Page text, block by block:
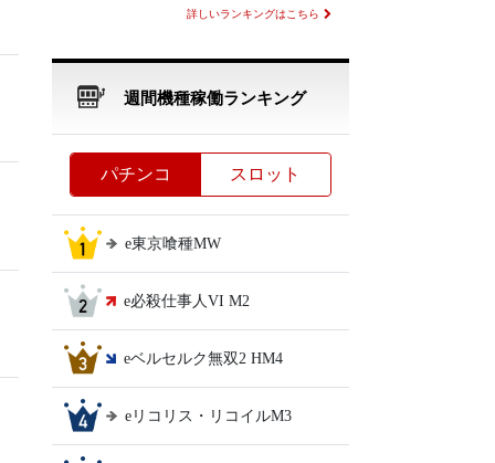
詳しいランキングはこちら
週間機種稼働ランキング
パチンコ スロット
e東京喰種MW
e必殺仕事人VI M2
eベルセルク無双2 HM4
eリコリス・リコイルM3